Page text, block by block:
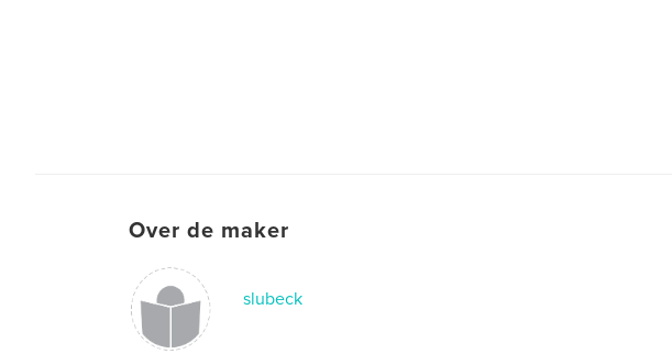
Over de maker
slubeck